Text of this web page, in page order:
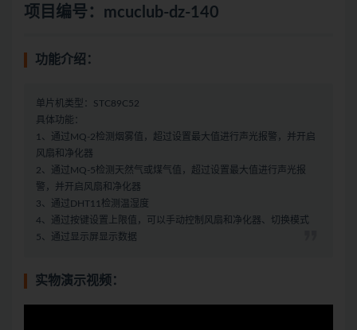
项目编号：mcuclub-dz-140
功能介绍：
单片机类型：STC89C52
具体功能：
1、通过MQ-2检测烟雾值，超过设置最大值进行声光报警，并开启
风扇和净化器
2、通过MQ-5检测天然气或煤气值，超过设置最大值进行声光报
警，并开启风扇和净化器
3、通过DHT11检测温湿度
4、通过按键设置上限值，可以手动控制风扇和净化器、切换模式
5、通过显示屏显示数据
实物演示视频：